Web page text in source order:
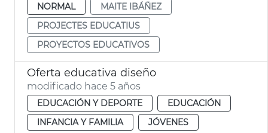
NORMAL
MAITE IBÁÑEZ
PROJECTES EDUCATIUS
PROYECTOS EDUCATIVOS
Oferta educativa diseño
modificado hace 5 años
EDUCACIÓN Y DEPORTE
EDUCACIÓN
INFANCIA Y FAMILIA
JÓVENES